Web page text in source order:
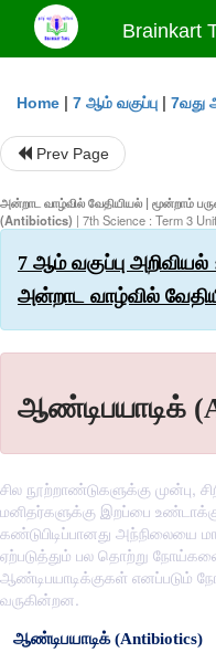
Brainkart
Home | 7 ஆம் வகுப்பு | 7வது
Prev Page
அன்றாட வாழ்வில் வேதியியல் | மூன்றாம்
(Antibiotics) | 7th Science : Term 3
7 ஆம் வகுப்பு
அன்றாட வாழ்வில்
ஆண்டிபயாடிக்
சில நூற்றாண்டுகளுக்கு முன்பு,
மனிதர்களுக்கு இறப்பை
கண்டுபிடிப்பானது அந்நிலையை
ஏற்படுத்தும் பல தொற்று
ஆண்டிபயாடிக்குகள் எனப்படும்
வருகின்றன.